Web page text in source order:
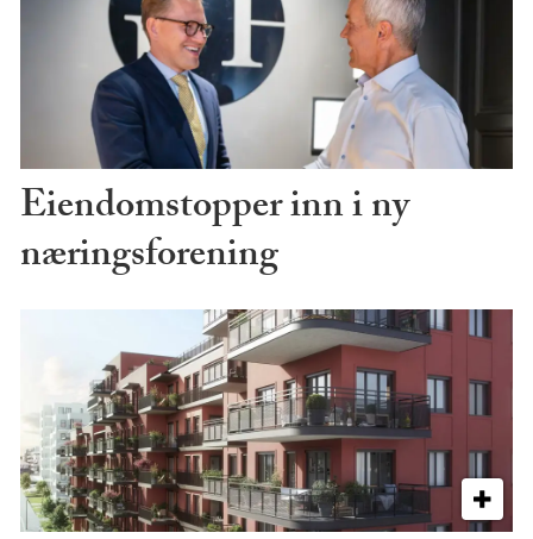
Eiendomstopper inn i ny
næringsforening